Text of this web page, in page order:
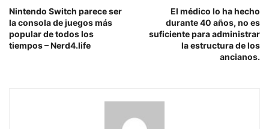
Nintendo Switch parece ser
la consola de juegos más
popular de todos los
tiempos – Nerd4.life
El médico lo ha hecho
durante 40 años, no es
suficiente para administrar
la estructura de los
ancianos.